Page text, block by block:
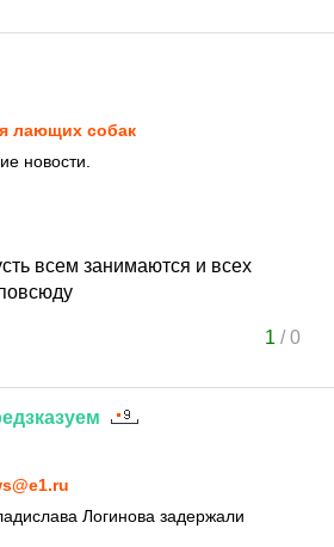
лающих собак
новости.
всем занимаются и всех
1 /0
Логинова задержали